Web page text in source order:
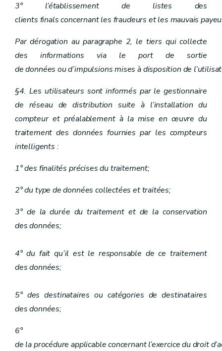
3° l’établissement de listes des
clients finals concernant les fraudeurs et les mauvais
Par dérogation au paragraphe 2, le tiers qui collecte
des informations via le port de sortie
de données ou d’impulsions mises à disposition de
§4. Les utilisateurs sont informés par le gestionnaire
de réseau de distribution suite à l’installation du
compteur et préalablement à la mise en œuvre du
traitement des données fournies par les compteurs
intelligents :
1° des finalités précises du traitement;
2° du type de données collectées et traitées;
3° de la durée du traitement et de la conservation
des données;
4° du fait qu’il est le responsable de ce traitement
des données;
5° des destinataires ou catégories de destinataires
des données;
6°
de la procédure applicable concernant l’exercice du droit